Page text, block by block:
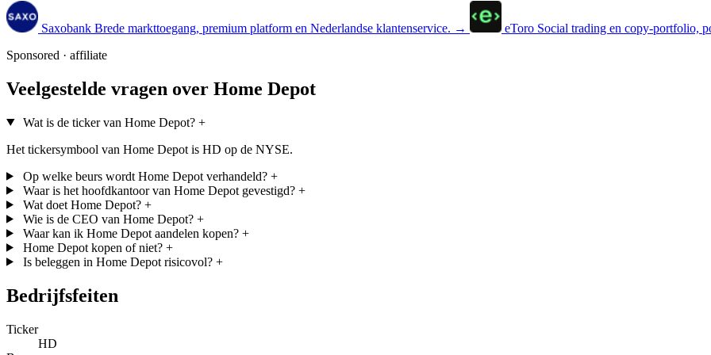
Saxobank Brede markttoegang, premium platform en Nederlandse klantenservice. → eToro Social trading en copy-portfolio,
Sponsored · affiliate
Veelgestelde vragen over Home Depot
Wat is de ticker van Home Depot? +
Het tickersymbool van Home Depot is HD op de NYSE.
Op welke beurs wordt Home Depot verhandeld? +
Waar is het hoofdkantoor van Home Depot gevestigd? +
Wat doet Home Depot? +
Wie is de CEO van Home Depot? +
Waar kan ik Home Depot aandelen kopen? +
Home Depot kopen of niet? +
Is beleggen in Home Depot risicovol? +
Bedrijfsfeiten
Ticker
HD